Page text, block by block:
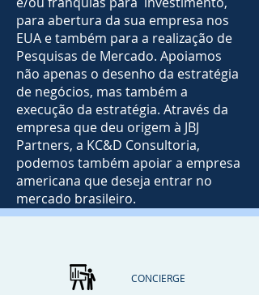
para abertura da sua empresa nos
EUA e também para a realização de
Pesquisas de Mercado. Apoiamos
não apenas o desenho da estratégia
de negócios, mas também a
execução da estratégia. Através da
empresa que deu origem à JBJ
Partners, a KC&D Consultoria,
podemos também apoiar a empresa
americana que deseja entrar no
mercado brasileiro.
CONCIERGE